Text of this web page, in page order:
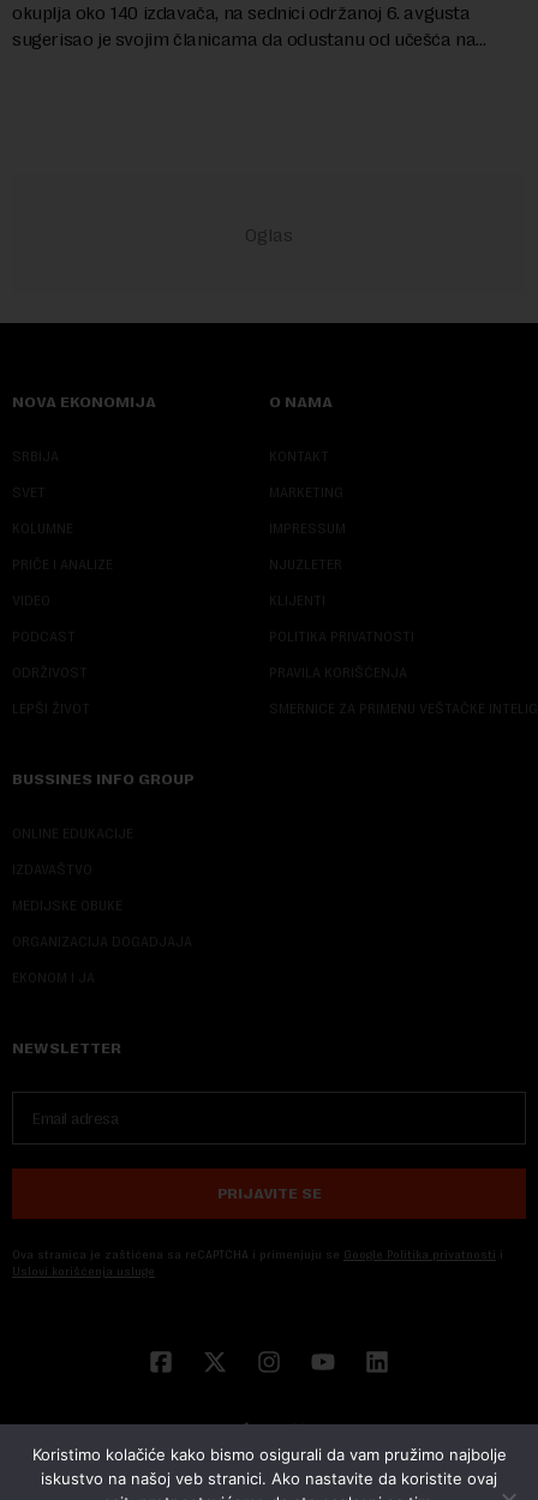
okuplja oko 140 izdavača, na sednici održanoj 6. avgusta
sugerisao je svojim članicama da odustanu od učešća na
NOVA EKONOMIJA
SRBIJA
SVET
KOLUMNE
PRIČE I ANALIZE
VIDEO
PODCAST
ODRŽIVOST
LEPŠI ŽIVOT
O NAMA
KONTAKT
MARKETING
IMPRESSUM
NJUZLETER
KLIJENTI
POLITIKA PRIVATNOSTI
PRAVILA KORIŠĆENJA
SMERNICE ZA PRIMENU VEŠTAČKE
BUSSINES INFO GROUP
ONLINE EDUKACIJE
IZDAVAŠTVO
MEDIJSKE OBUKE
ORGANIZACIJA DOGADJAJA
EKONOM I JA
NEWSLETTER
PRIJAVITE SE
Ova stranica je zaštićena sa reCAPTCHA i primenjuju se Google Politika privatnosti i
Uslovi korišćenja usluge
Koristimo kolačiće kako bismo osigurali da vam pružimo najbolje
iskustvo na našoj veb stranici. Ako nastavite da koristite ovaj